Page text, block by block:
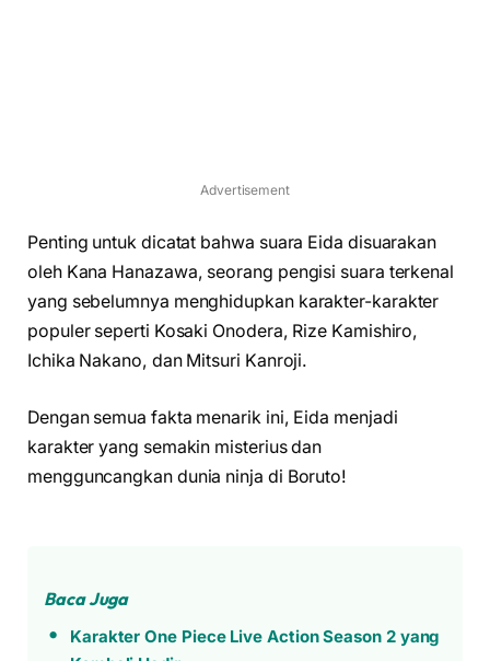
Advertisement
Penting untuk dicatat bahwa suara Eida disuarakan
oleh Kana Hanazawa, seorang pengisi suara terkenal
yang sebelumnya menghidupkan karakter-karakter
populer seperti Kosaki Onodera, Rize Kamishiro,
Ichika Nakano, dan Mitsuri Kanroji.
Dengan semua fakta menarik ini, Eida menjadi
karakter yang semakin misterius dan
mengguncangkan dunia ninja di Boruto!
Baca Juga
Karakter One Piece Live Action Season 2 yang